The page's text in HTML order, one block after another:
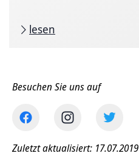
lesen
Besuchen Sie uns auf
Zuletzt aktualisiert: 17.07.2019